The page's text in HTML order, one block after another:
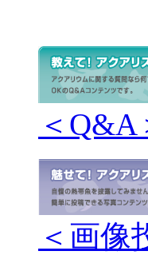
＜
＜画像